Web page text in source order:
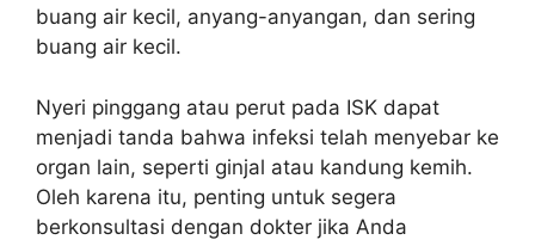
buang air kecil, anyang-anyangan, dan sering
buang air kecil.
Nyeri pinggang atau perut pada ISK dapat
menjadi tanda bahwa infeksi telah menyebar ke
organ lain, seperti ginjal atau kandung kemih.
Oleh karena itu, penting untuk segera
berkonsultasi dengan dokter jika Anda